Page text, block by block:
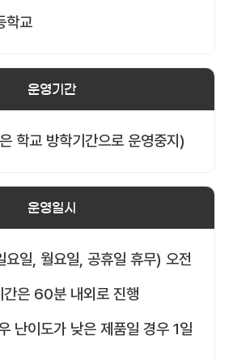
학교
운영기간
학교 방학기간으로 운영중지)
운영일시
일, 월요일, 공휴일 휴무) 오전
은 60분 내외로 진행
난이도가 낮은 제품일 경우 1일